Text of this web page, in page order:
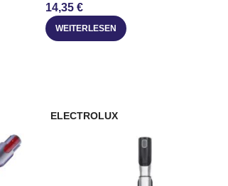
14,35 €
WEITERLESEN
ELECTROLUX